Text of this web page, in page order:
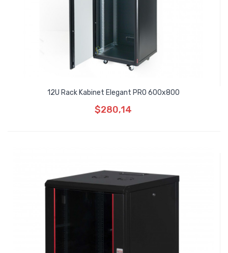
12U Rack Kabinet Elegant PRO 600x800
$280,14